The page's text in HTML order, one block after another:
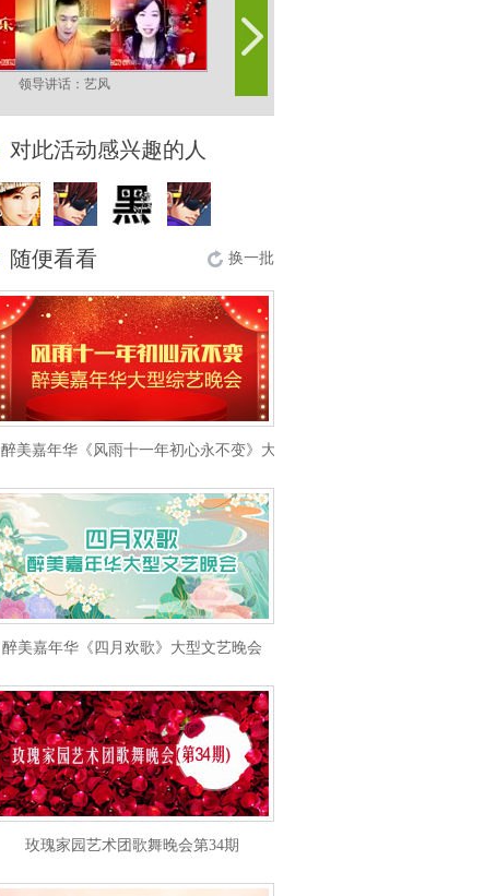
领导讲话：艺风
对此活动感兴趣的人
随便看看 换一批
醉美嘉年华《风雨十一年初心永不变》大型综艺晚会
醉美嘉年华《四月欢歌》大型文艺晚会
玫瑰家园艺术团歌舞晚会第34期